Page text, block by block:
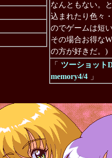
なんともない。
込まれたり色々
のでゲームは短
その場合お得な
の方が好きだ。)
「
ツーショット
memory4/4 」